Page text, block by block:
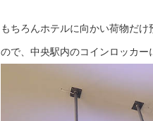
もちろんホテルに向かい荷物だ
ので、中央駅内のコインロッカー